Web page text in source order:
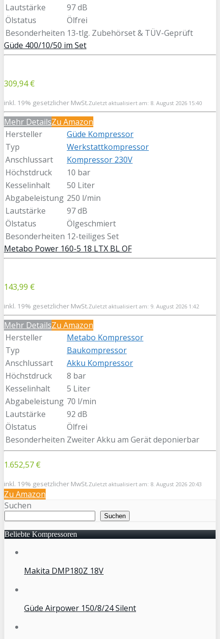
Lautstärke
97 dB
Ölstatus
Ölfrei
Besonderheiten 13-tlg. Zubehörset & TÜV-Geprüft
Güde 400/10/50 im Set
309,94 €
inkl. 19% gesetzlicher MwSt.Zuletzt aktualisiert am: 8. August 2026 15:40
Mehr DetailsZu Amazon
Hersteller
Güde Kompressor
Typ
Werkstattkompressor
Anschlussart
Kompressor 230V
Höchstdruck
10 bar
Kesselinhalt
50 Liter
Abgabeleistung 250 l/min
Lautstärke
97 dB
Ölstatus
Ölgeschmiert
Besonderheiten 12-teiliges Set
Metabo Power 160-5 18 LTX BL OF
143,99 €
inkl. 19% gesetzlicher MwSt.Zuletzt aktualisiert am: 9. August 2026 1:42
Mehr DetailsZu Amazon
Hersteller
Metabo Kompressor
Typ
Baukompressor
Anschlussart
Akku Kompressor
Höchstdruck
8 bar
Kesselinhalt
5 Liter
Abgabeleistung 70 l/min
Lautstärke
92 dB
Ölstatus
Ölfrei
Besonderheiten Zweiter Akku am Gerät deponierbar
1.652,57 €
inkl. 19% gesetzlicher MwSt.Zuletzt aktualisiert am: 8. August 2026 20:43
Zu Amazon
Suchen
Suchen
Beliebte Kompressoren
Makita DMP180Z 18V
Güde Airpower 150/8/24 Silent